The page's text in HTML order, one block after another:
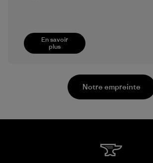
En savoir
plus
Notre empreinte